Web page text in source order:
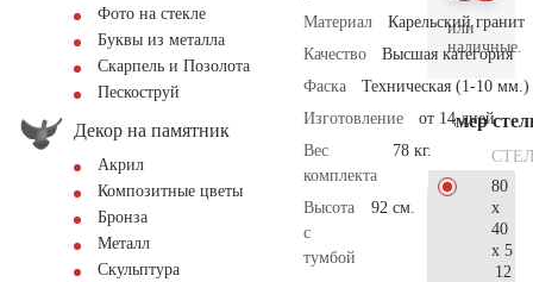
Фото на стекле
Буквы из металла
Скарпель и Позолота
Пескоструй
Декор на памятник
Акрил
Композитные цветы
Бронза
Металл
Скульптура
Материал
Карельский гранит
Качество
Высшая категория
Фаска
Техническая (1-10 мм.)
Изготовление
от 14 дней
Вес
комплекта
78 кг.
Высота
с
тумбой
92 см.
или
наличные.
Размер
80
x
40
x 5
12